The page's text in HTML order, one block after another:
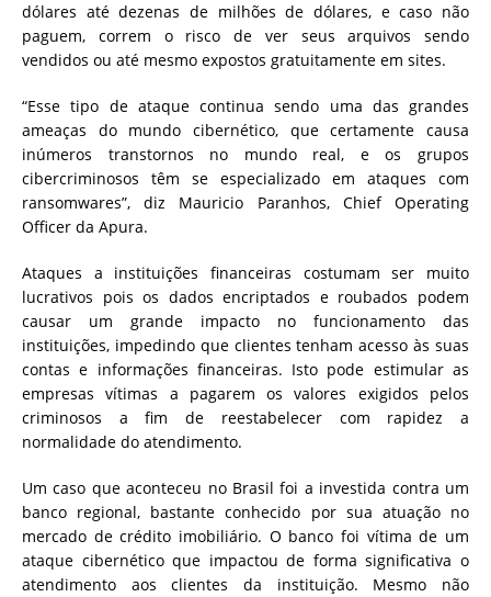
dólares até dezenas de milhões de dólares, e caso não
paguem, correm o risco de ver seus arquivos sendo
vendidos ou até mesmo expostos gratuitamente em sites.
“Esse tipo de ataque continua sendo uma das grandes
ameaças do mundo cibernético, que certamente causa
inúmeros transtornos no mundo real, e os grupos
cibercriminosos têm se especializado em ataques com
ransomwares”, diz Mauricio Paranhos, Chief Operating
Officer da Apura.
Ataques a instituições financeiras costumam ser muito
lucrativos pois os dados encriptados e roubados podem
causar um grande impacto no funcionamento das
instituições, impedindo que clientes tenham acesso às suas
contas e informações financeiras. Isto pode estimular as
empresas vítimas a pagarem os valores exigidos pelos
criminosos a fim de reestabelecer com rapidez a
normalidade do atendimento.
Um caso que aconteceu no Brasil foi a investida contra um
banco regional, bastante conhecido por sua atuação no
mercado de crédito imobiliário. O banco foi vítima de um
ataque cibernético que impactou de forma significativa o
atendimento aos clientes da instituição. Mesmo não